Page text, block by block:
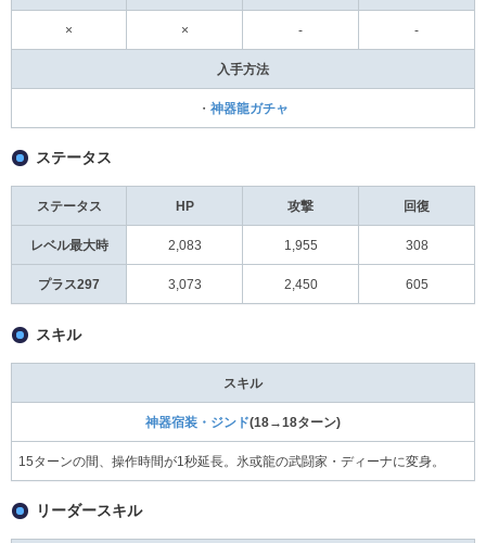
× × - -
入手方法
・ 神器龍ガチャ
ステータス
ステータス HP 攻撃 回復
レベル最大時 2,083 1,955 308
プラス297 3,073 2,450 605
スキル
スキル
神器宿装・ジンド(18→18ターン)
15ターンの間、操作時間が1秒延長。氷或龍の武闘家・ディーナに変身。
リーダースキル